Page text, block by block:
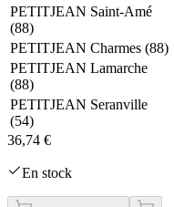
PETITJEAN Saint-Amé
(88)
PETITJEAN Charmes (88)
PETITJEAN Lamarche
(88)
PETITJEAN Seranville
(54)
36,74 €
En stock